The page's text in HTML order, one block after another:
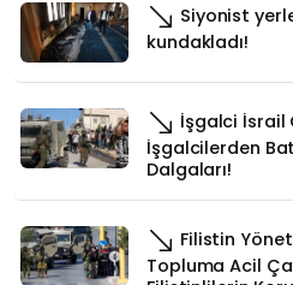
Siyonist
kundakladı!
İşgalci İsrail
İşgalcilerden
Dalgaları!
Filistin
Topluma Acil